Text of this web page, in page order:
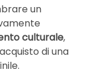
un
culturale,
di una